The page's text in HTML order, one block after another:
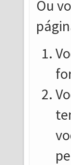
Ou